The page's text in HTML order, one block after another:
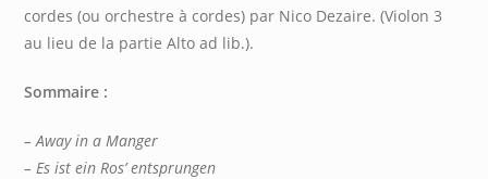
cordes (ou orchestre à cordes) par Nico Dezaire. (Violon 3
au lieu de la partie Alto ad lib.).
Sommaire :
– Away in a Manger
– Es ist ein Ros’ entsprungen